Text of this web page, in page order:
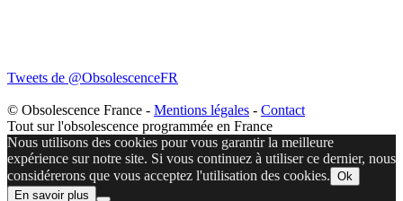
Tweets de @ObsolescenceFR
© Obsolescence France - Mentions légales - Contact
Tout sur l'obsolescence programmée en France
Nous utilisons des cookies pour vous garantir la meilleure
expérience sur notre site. Si vous continuez à utiliser ce dernier, nous
considérerons que vous acceptez l'utilisation des cookies. Ok
En savoir plus